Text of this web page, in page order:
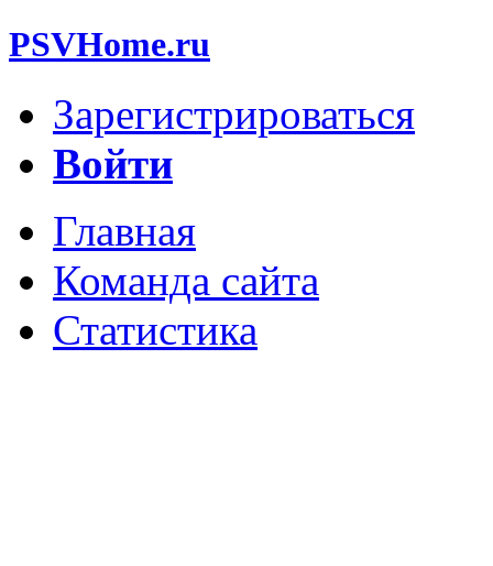
PSVHome.ru
Зарегистрироваться
Войти
Главная
Команда сайта
Статистика